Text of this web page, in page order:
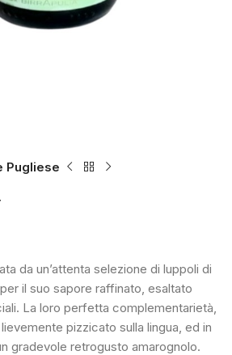
Pugliese
da un’attenta selezione di luppoli di
il suo sapore raffinato, esaltato
La loro perfetta complementarietà,
pizzicato sulla lingua, ed in
gradevole retrogusto amarognolo.